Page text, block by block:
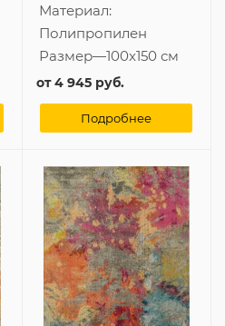
Материал:
Полипропилен
Размер—100x150 см
от4 945 руб.
Подробнее